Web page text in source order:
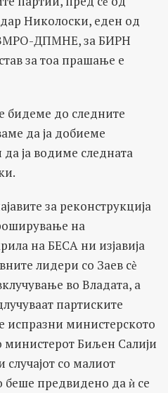
Николоски, еден од
ВМРО-ДПМНЕ, за БИРН
за тоа прашање е
бидеме до следните
да ја добиеме
ја водиме следната
за реконструкција
на
на БЕСА ни изјавија
лидери со Заев сѐ
во Владата, а
партиските
испразни министерското
министерот Биљен Салији
со малиот
предвидено да ѝ се